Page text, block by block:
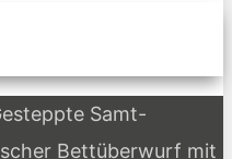
Samt-
Bettüberwurf mit